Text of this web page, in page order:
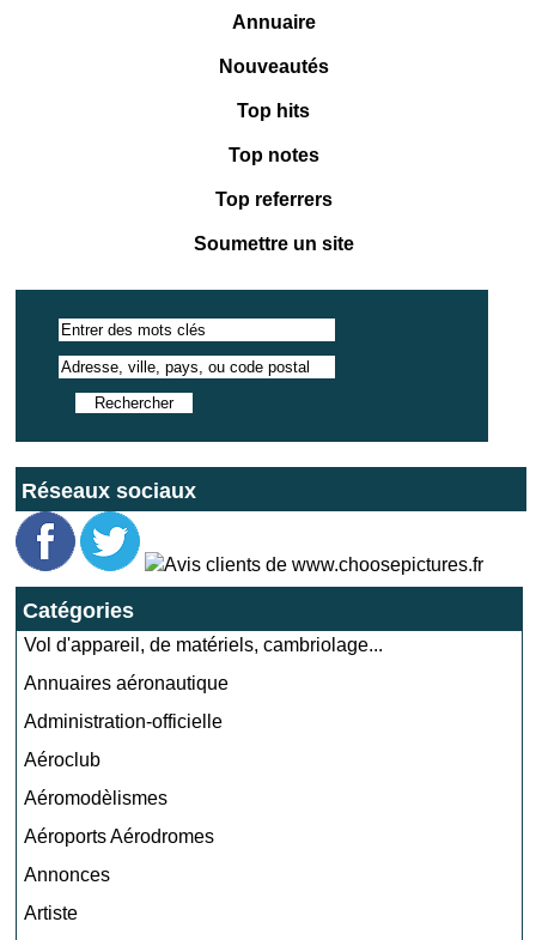
Annuaire
Nouveautés
Top hits
Top notes
Top referrers
Soumettre un site
Réseaux sociaux
Catégories
Vol d'appareil, de matériels, cambriolage...
Annuaires aéronautique
Administration-officielle
Aéroclub
Aéromodèlismes
Aéroports Aérodromes
Annonces
Artiste